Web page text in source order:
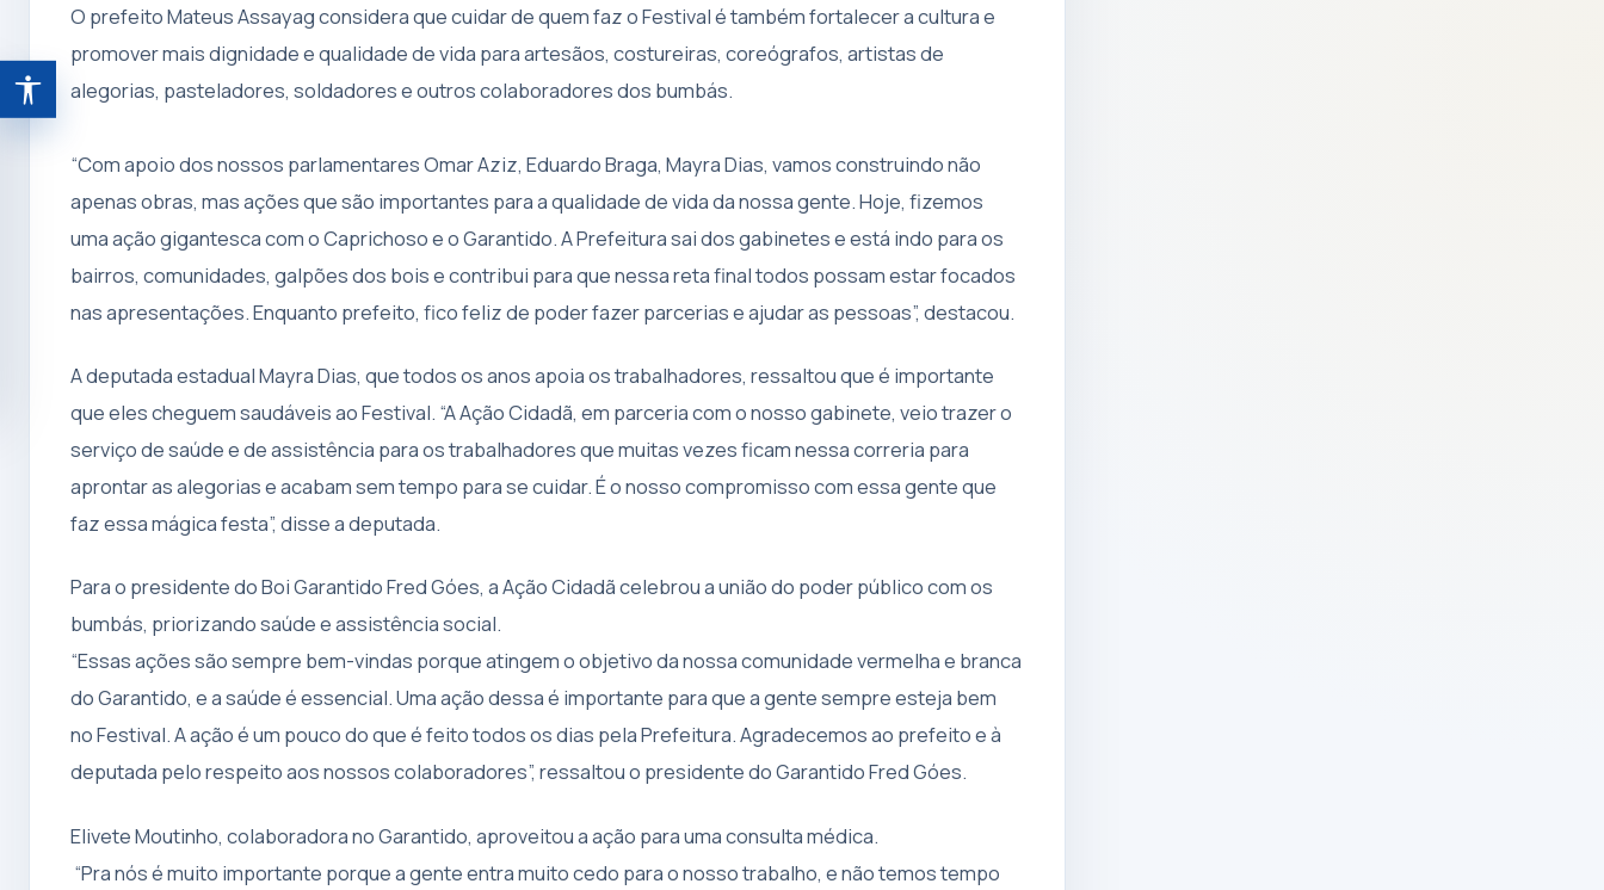
Abrir ferramentas de acessibilidade
O prefeito Mateus Assayag considera que cuidar de quem faz o Festival é também fortalecer a cultura e
promover mais dignidade e qualidade de vida para artesãos, costureiras, coreógrafos, artistas de
alegorias, pasteladores, soldadores e outros colaboradores dos bumbás.
“Com apoio dos nossos parlamentares Omar Aziz, Eduardo Braga, Mayra Dias, vamos construindo não
apenas obras, mas ações que são importantes para a qualidade de vida da nossa gente. Hoje, fizemos
uma ação gigantesca com o Caprichoso e o Garantido. A Prefeitura sai dos gabinetes e está indo para os
bairros, comunidades, galpões dos bois e contribui para que nessa reta final todos possam estar focados
nas apresentações. Enquanto prefeito, fico feliz de poder fazer parcerias e ajudar as pessoas”, destacou.
A deputada estadual Mayra Dias, que todos os anos apoia os trabalhadores, ressaltou que é importante
que eles cheguem saudáveis ao Festival. “A Ação Cidadã, em parceria com o nosso gabinete, veio trazer o
serviço de saúde e de assistência para os trabalhadores que muitas vezes ficam nessa correria para
aprontar as alegorias e acabam sem tempo para se cuidar. É o nosso compromisso com essa gente que
faz essa mágica festa”, disse a deputada.
Para o presidente do Boi Garantido Fred Góes, a Ação Cidadã celebrou a união do poder público com os
bumbás, priorizando saúde e assistência social.
“Essas ações são sempre bem-vindas porque atingem o objetivo da nossa comunidade vermelha e branca
do Garantido, e a saúde é essencial. Uma ação dessa é importante para que a gente sempre esteja bem
no Festival. A ação é um pouco do que é feito todos os dias pela Prefeitura. Agradecemos ao prefeito e à
deputada pelo respeito aos nossos colaboradores”, ressaltou o presidente do Garantido Fred Góes.
Elivete Moutinho, colaboradora no Garantido, aproveitou a ação para uma consulta médica.
“Pra nós é muito importante porque a gente entra muito cedo para o nosso trabalho, e não temos tempo